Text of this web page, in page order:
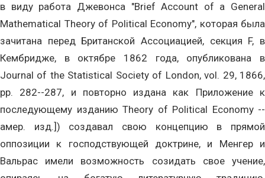
в виду работа Джевонса "Brief Account of a General
Mathematical Theory of Political Economy", которая была
зачитана перед Британской Ассоциацией, секция F, в
Кембридже, в октябре 1862 года, опубликована в
Journal of the Statistical Society of London, vol. 29, 1866,
pp. 282--287, и повторно издана как Приложение к
последующему изданию Theory of Political Economy --
амер. изд.]) создавал свою концепцию в прямой
оппозиции к господствующей доктрине, и Менгер и
Вальрас имели возможность созидать свое учение,